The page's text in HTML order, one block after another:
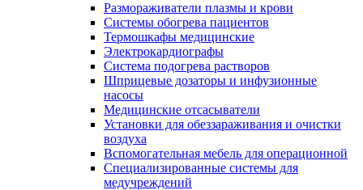
Размораживатели плазмы и крови
Системы обогрева пациентов
Термошкафы медицинские
Электрокардиографы
Cистема подогрева растворов
Шприцевые дозаторы и инфузионные
насосы
Медицинские отсасыватели
Установки для обеззараживания и очистки
воздуха
Вспомогательная мебель для операционной
Специализированные системы для
медучреждений